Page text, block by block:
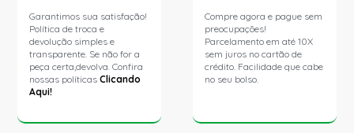
Garantimos sua satisfação!
Política de troca e
devolução simples e
transparente. Se não for a
peça certa,devolva. Confira
nossas políticasClicando
Aqui!
Compre agora e pague sem
preocupações!
Parcelamento em até 10X
sem juros no cartão de
crédito. Facilidade que cabe
no seu bolso.